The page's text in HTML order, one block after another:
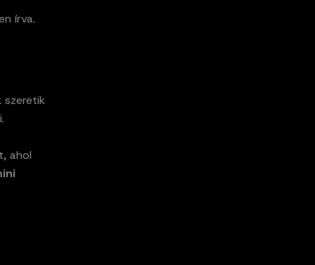
írva.
ahol